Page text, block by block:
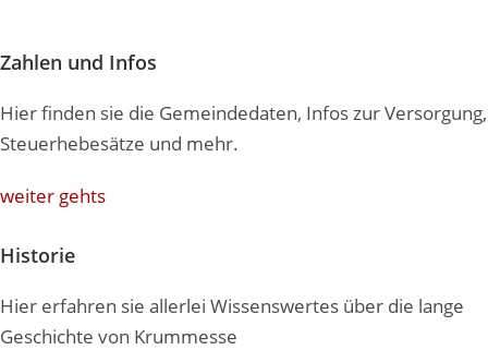
Zahlen und Infos
Hier finden sie die Gemeindedaten, Infos zur Versorgung,
Steuerhebesätze und mehr.
weiter gehts
Historie
Hier erfahren sie allerlei Wissenswertes über die lange
Geschichte von Krummesse